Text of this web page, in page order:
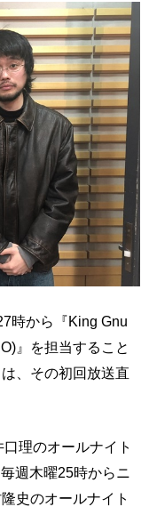
時から『King Gnu
』を担当すること
、その初回放送直
理のオールナイト
週木曜25時からニ
史のオールナイト